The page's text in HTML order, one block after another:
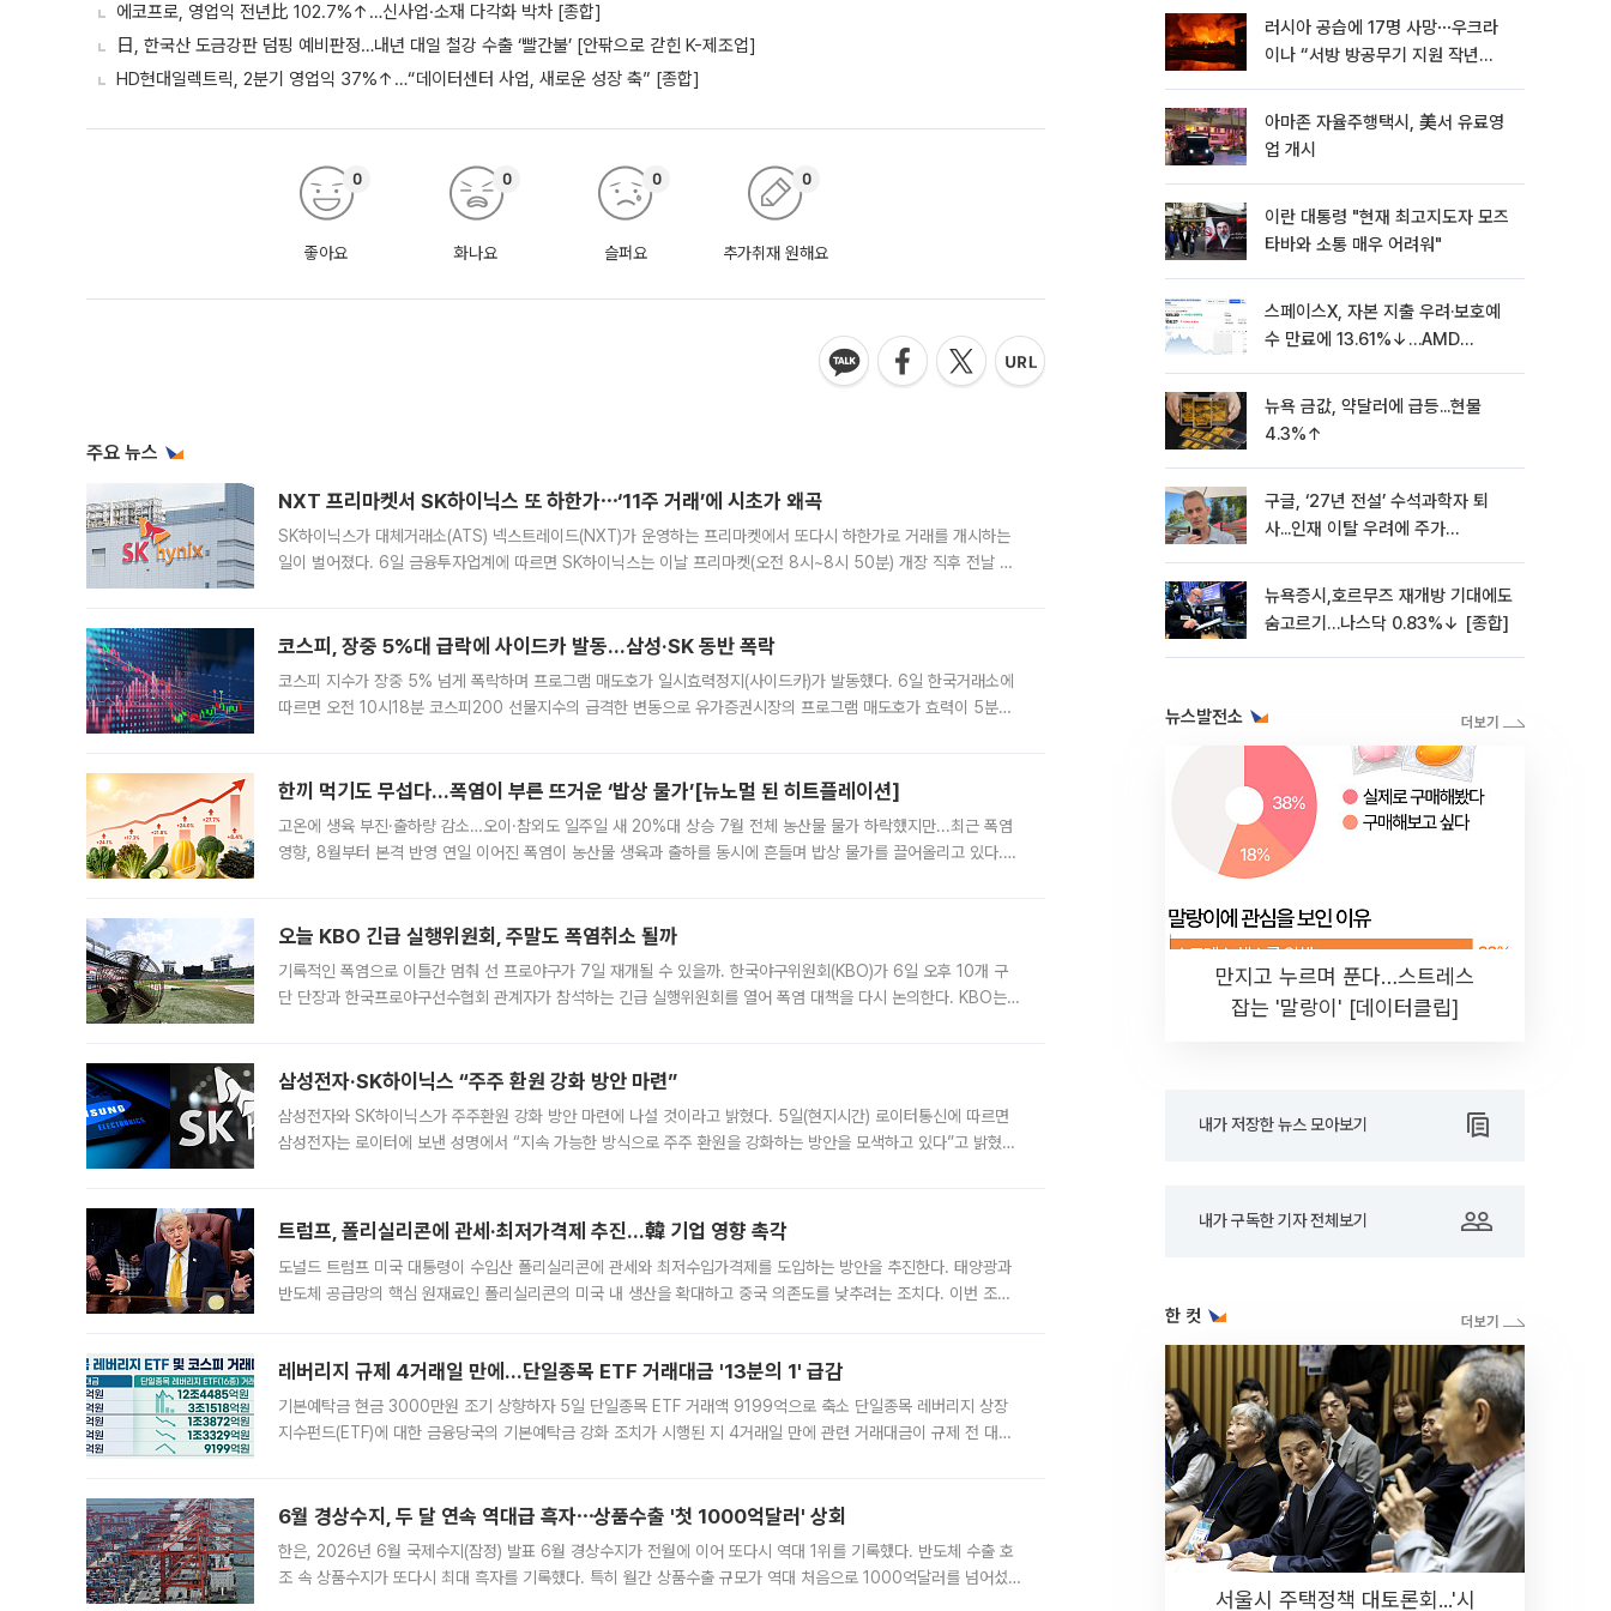
에코프로, 영업익 전년比 102.7%↑…신사업·소재 다각화 박차 [종합]
日, 한국산 도금강판 덤핑 예비판정…내년 대일 철강 수출 ‘빨간불’ [안팎으로 갇힌 K-제조업]
HD현대일렉트릭, 2분기 영업익 37%↑…“데이터센터 사업, 새로운 성장 축” [종합]
좋아요
0
화나요
0
슬퍼요
0
추가취재 원해요
0
주요 뉴스
NXT 프리마켓서 SK하이닉스 또 하한가⋯‘11주 거래’에 시초가 왜곡
SK하이닉스가 대체거래소(ATS) 넥스트레이드(NXT)가 운영하는 프리마켓에서 또다시 하한가로 거래를 개시하는
일이 벌어졌다. 6일 금융투자업계에 따르면 SK하이닉스는 이날 프리마켓(오전 8시~8시 50분) 개장 직후 전날 정
코스피, 장중 5%대 급락에 사이드카 발동…삼성·SK 동반 폭락
코스피 지수가 장중 5% 넘게 폭락하며 프로그램 매도호가 일시효력정지(사이드카)가 발동했다. 6일 한국거래소에
따르면 오전 10시18분 코스피200 선물지수의 급격한 변동으로 유가증권시장의 프로그램 매도호가 효력이 5분간
한끼 먹기도 무섭다...폭염이 부른 뜨거운 ‘밥상 물가’[뉴노멀 된 히트플레이션]
고온에 생육 부진·출하량 감소…오이·참외도 일주일 새 20%대 상승 7월 전체 농산물 물가 하락했지만...최근 폭염
영향, 8월부터 본격 반영 연일 이어진 폭염이 농산물 생육과 출하를 동시에 흔들며 밥상 물가를 끌어올리고 있다.
오늘 KBO 긴급 실행위원회, 주말도 폭염취소 될까
기록적인 폭염으로 이틀간 멈춰 선 프로야구가 7일 재개될 수 있을까. 한국야구위원회(KBO)가 6일 오후 10개 구
단 단장과 한국프로야구선수협회 관계자가 참석하는 긴급 실행위원회를 열어 폭염 대책을 다시 논의한다. KBO는
삼성전자·SK하이닉스 “주주 환원 강화 방안 마련”
삼성전자와 SK하이닉스가 주주환원 강화 방안 마련에 나설 것이라고 밝혔다. 5일(현지시간) 로이터통신에 따르면
삼성전자는 로이터에 보낸 성명에서 “지속 가능한 방식으로 주주 환원을 강화하는 방안을 모색하고 있다”고 밝혔다.
트럼프, 폴리실리콘에 관세·최저가격제 추진…韓 기업 영향 촉각
도널드 트럼프 미국 대통령이 수입산 폴리실리콘에 관세와 최저수입가격제를 도입하는 방안을 추진한다. 태양광과
반도체 공급망의 핵심 원재료인 폴리실리콘의 미국 내 생산을 확대하고 중국 의존도를 낮추려는 조치다. 이번 조처
레버리지 규제 4거래일 만에…단일종목 ETF 거래대금 '13분의 1' 급감
기본예탁금 현금 3000만원 조기 상향하자 5일 단일종목 ETF 거래액 9199억으로 축소 단일종목 레버리지 상장
지수펀드(ETF)에 대한 금융당국의 기본예탁금 강화 조치가 시행된 지 4거래일 만에 관련 거래대금이 규제 전 대비
6월 경상수지, 두 달 연속 역대급 흑자⋯상품수출 '첫 1000억달러' 상회
한은, 2026년 6월 국제수지(잠정) 발표 6월 경상수지가 전월에 이어 또다시 역대 1위를 기록했다. 반도체 수출 호
조 속 상품수지가 또다시 최대 흑자를 기록했다. 특히 월간 상품수출 규모가 역대 처음으로 1000억달러를 넘어섰
러시아 공습에 17명 사망⋯우크라
이나 “서방 방공무기 지원 작년
아마존 자율주행택시, 美서 유료영
업 개시
이란 대통령 "현재 최고지도자 모즈
타바와 소통 매우 어려워"
스페이스X, 자본 지출 우려·보호예
수 만료에 13.61%↓…AMD
뉴욕 금값, 약달러에 급등...현물
4.3%↑
구글, ‘27년 전설’ 수석과학자 퇴
사...인재 이탈 우려에 주가
뉴욕증시,호르무즈 재개방 기대에도
숨고르기…나스닥 0.83%↓ [종합]
뉴스발전소
만지고 누르며 푼다…스트레스
잡는 '말랑이' [데이터클립]
내가 저장한 뉴스 모아보기
내가 구독한 기자 전체보기
한 컷
서울시 주택정책 대토론회...'시